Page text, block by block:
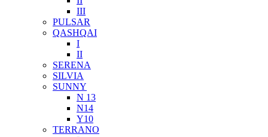
III
PULSAR
QASHQAI
I
II
SERENA
SILVIA
SUNNY
N 13
N14
Y10
TERRANO